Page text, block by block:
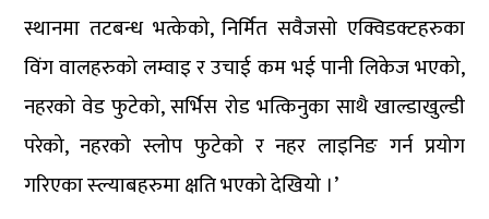
स्थानमा तटबन्ध भत्केको, निर्मित सवैजसो एक्विडक्टहरुका
विंग वालहरुको लम्वाइ र उचाई कम भई पानी लिकेज भएको,
नहरको वेड फुटेको, सर्भिस रोड भत्किनुका साथै खाल्डाखुल्डी
परेको, नहरको स्लोप फुटेको र नहर लाइनिङ गर्न प्रयोग
गरिएका स्ल्याबहरुमा क्षति भएको देखियो ।’